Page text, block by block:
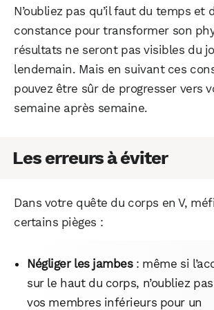
N’oubliez pas qu’il faut du temps et
constance pour transformer son
résultats ne seront pas visibles du
lendemain. Mais en suivant ces
pouvez être sûr de progresser vers
semaine après semaine.
Les erreurs à éviter
Dans votre quête du corps en V,
certains pièges :
Négliger les jambes: même si
sur le haut du corps, n’oubliez
vos membres inférieurs pour un